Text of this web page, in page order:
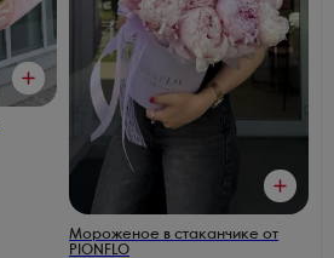
Мороженое в стаканчике от
PIONFLO